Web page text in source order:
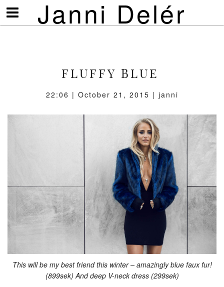
Janni Delér
Visa/göm
meny
FLUFFY BLUE
22:06 | October 21, 2015 | janni
This will be my best friend this winter – amazingly blue faux fur!
(899sek) And deep V-neck dress (299sek)